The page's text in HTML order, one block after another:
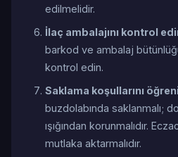
edilmelidir.
İlaç ambalajını kontrol
barkod ve ambalaj
kontrol edin.
Saklama koşullarını
buzdolabında saklanmalı;
ışığından korunmalıdır.
mutlaka aktarmalıdır.